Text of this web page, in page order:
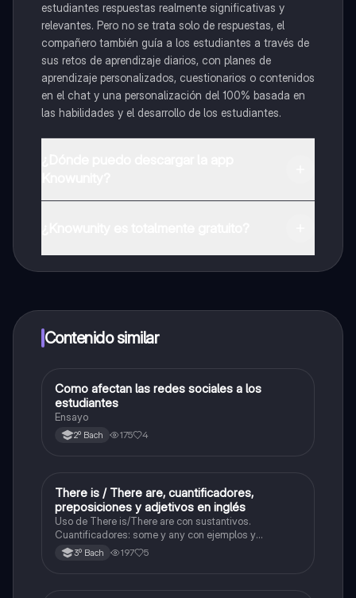
estudiantes respuestas realmente significativas y
relevantes. Pero no se trata solo de respuestas, el
compañero también guía a los estudiantes a través de
sus retos de aprendizaje diarios, con planes de
aprendizaje personalizados, cuestionarios o contenidos
en el chat y una personalización del 100% basada en
las habilidades y el desarrollo de los estudiantes.
a determinadas funciones.
Contenido similar
Taller de lectura y redacción
Como afectan las redes sociales a los
estudiantes
Ensayo
2º Bach 175 4
Inglés
There is / There are, cuantificadores,
preposiciones y adjetivos en inglés
Uso de There is/There are con sustantivos.
Cuantificadores: some y any con ejemplos y
particularidades. Adjetivos: posición en la oración y
ejemplos reales. Preposiciones de tiempo y lugar (in,
3º Bach 197 5